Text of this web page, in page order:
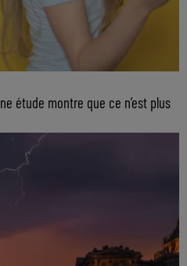
étude montre que ce n’est plus